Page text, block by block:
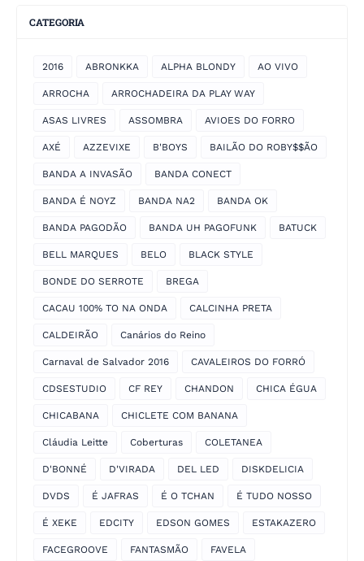
CATEGORIA
2016 ABRONKKA ALPHA BLONDY AO VIVO
ARROCHA ARROCHADEIRA DA PLAY WAY
ASAS LIVRES ASSOMBRA AVIOES DO FORRO
AXÉ AZZEVIXE B'BOYS BAILÃO DO ROBY$$ÃO
BANDA A INVASÃO BANDA CONECT
BANDA É NOYZ BANDA NA2 BANDA OK
BANDA PAGODÃO BANDA UH PAGOFUNK BATUCK
BELL MARQUES BELO BLACK STYLE
BONDE DO SERROTE BREGA
CACAU 100% TO NA ONDA CALCINHA PRETA
CALDEIRÃO Canários do Reino
Carnaval de Salvador 2016 CAVALEIROS DO FORRÓ
CDSESTUDIO CF REY CHANDON CHICA ÉGUA
CHICABANA CHICLETE COM BANANA
Cláudia Leitte Coberturas COLETANEA
D'BONNÉ D'VIRADA DEL LED DISKDELICIA
DVDS É JAFRAS É O TCHAN É TUDO NOSSO
É XEKE EDCITY EDSON GOMES ESTAKAZERO
FACEGROOVE FANTASMÃO FAVELA